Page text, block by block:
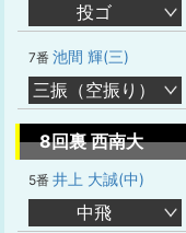
投ゴ
7番 池間 輝(三)
三振（空振り）
8回裏 西南大
5番 井上 大誠(中)
中飛